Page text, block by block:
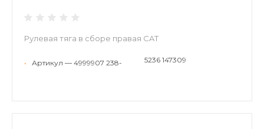
Рулевая тяга в сборе правая CAT
• Артикул — 4999907 238- 5236 147309